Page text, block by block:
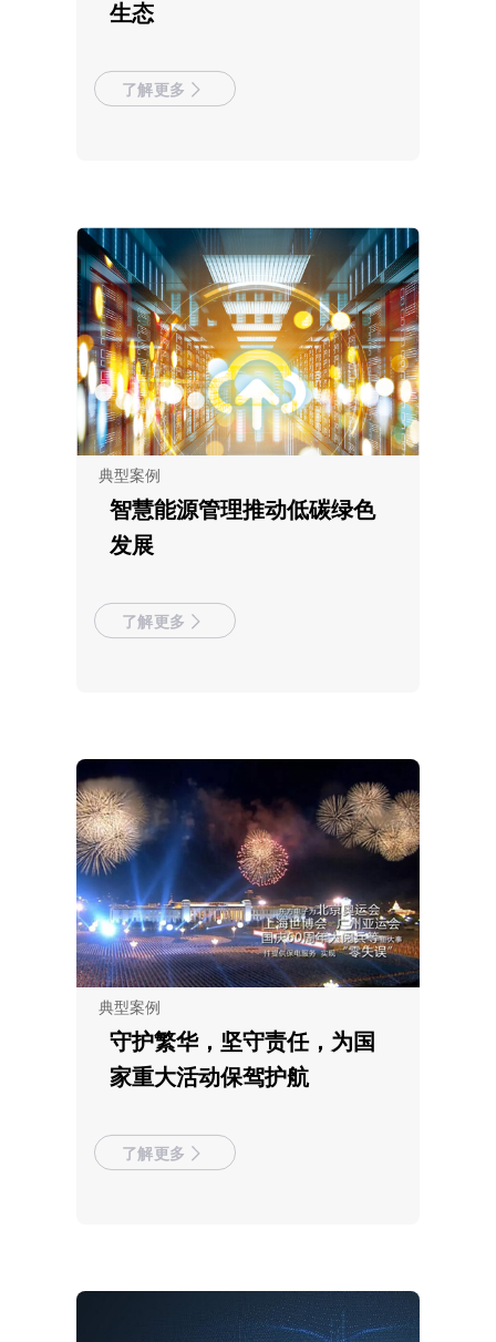
生态
了解更多
典型案例
智慧能源管理推动低碳绿色
发展
了解更多
典型案例
守护繁华，坚守责任，为国
家重大活动保驾护航
了解更多